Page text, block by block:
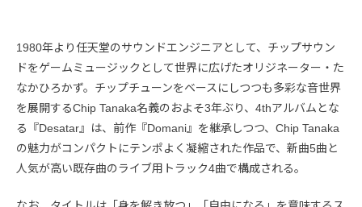
1980年より任天堂のサウンドエンジニアとして、チップサウン
ドをゲームミュージックとして世界に広げたオリジネーター・た
なかひろかず。チップチューンをベースにしつつも多彩な音世界
を展開するChip Tanaka名義のおよそ3年ぶり、4thアルバムとな
る『Desatar』は、前作『Domani』を継承しつつ、Chip Tanaka
の魅力がコンパクトにテンポよく凝縮された作品で、新曲5曲と
人気が高い既存曲のライブ用トラック4曲で構成される。